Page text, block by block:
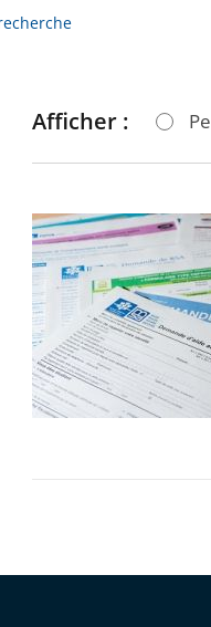
Afficher :
Conditions
de
ressources
dans
les
politiques
sociales